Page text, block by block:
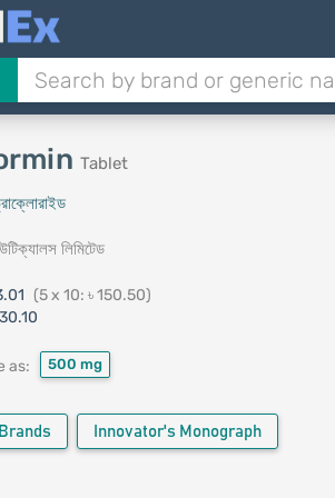
Tablet
লিমিটেড
(5 x 10: ৳ 150.50)
as: 500 mg
Innovator's Monograph